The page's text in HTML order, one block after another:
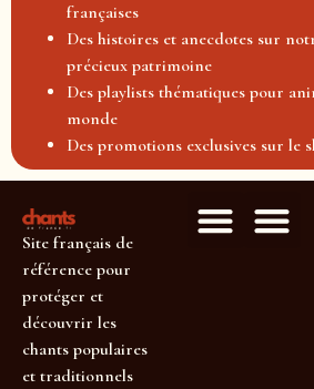
françaises
Des histoires et anecdotes sur
précieux patrimoine
Des playlists thématiques pour
monde
Des promotions exclusives sur le
Site français de
référence pour
protéger et
découvrir les
chants populaires
et traditionnels